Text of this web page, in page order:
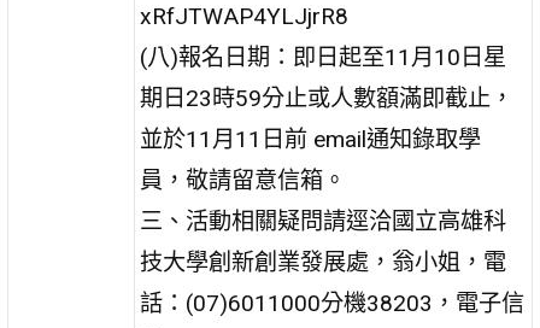
xRfJTWAP4YLJjrR8
(八)報名日期：即日起至11月10日星
期日23時59分止或人數額滿即截止，
並於11月11日前 email通知錄取學
員，敬請留意信箱。
三、活動相關疑問請逕洽國立高雄科
技大學創新創業發展處，翁小姐，電
話：(07)6011000分機38203，電子信